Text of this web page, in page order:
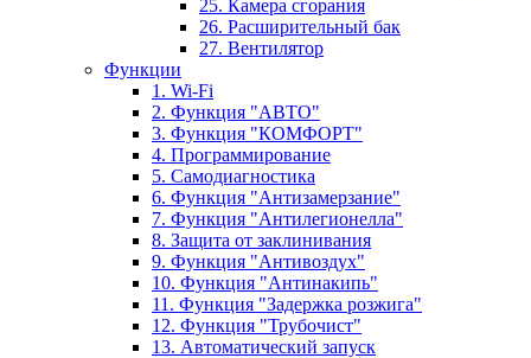
25. Камера сгорания
26. Расширительный бак
27. Вентилятор
Функции
1. Wi-Fi
2. Функция "АВТО"
3. Функция "КОМФОРТ"
4. Программирование
5. Самодиагностика
6. Функция "Антизамерзание"
7. Функция "Антилегионелла"
8. Защита от заклинивания
9. Функция "Антивоздух"
10. Функция "Антинакипь"
11. Функция "Задержка розжига"
12. Функция "Трубочист"
13. Автоматический запуск